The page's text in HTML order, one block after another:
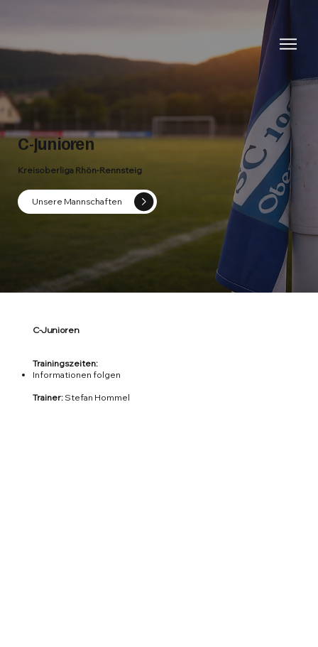
C-Junioren
Kreisoberliga Rhön-Rennsteig
Unsere Mannschaften
C-Junioren
Trainingszeiten:
​Informationen folgen
Trainer: Stefan Hommel